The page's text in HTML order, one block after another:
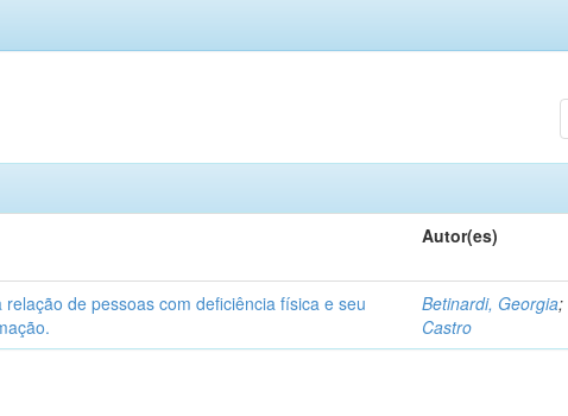
Autor(es)
relação de pessoas com deficiência física e seu
Betinardi, Georgia;
Castro